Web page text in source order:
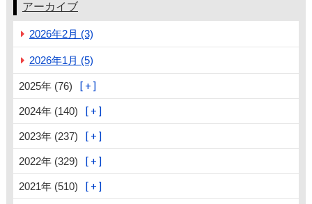
アーカイブ
2026年2月 (3)
2026年1月 (5)
2025年 (76)
2024年 (140)
2023年 (237)
2022年 (329)
2021年 (510)